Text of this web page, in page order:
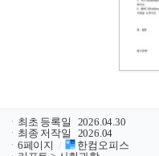
ㆍ 최초 등록일
2026.04.30
ㆍ 최종 저작일
2026.04
ㆍ 6페이지 /
한컴오피스